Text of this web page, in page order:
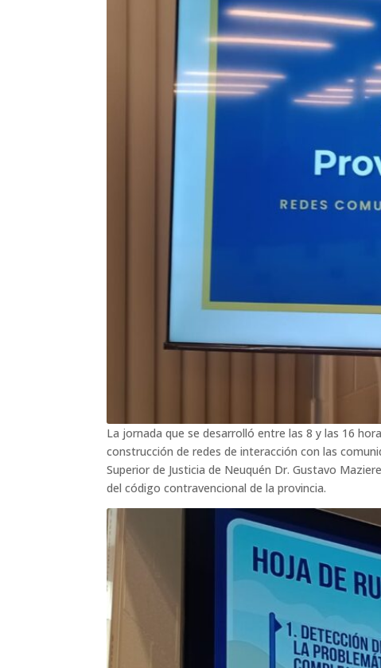
La jornada que se desarrolló entre las 8 y las 16
construcción de redes de interacción con las
Superior de Justicia de Neuquén Dr. Gustavo
del código contravencional de la provincia.